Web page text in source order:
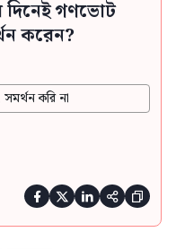
দিনেই গণভোট
করেন?
সমর্থন করি না
    